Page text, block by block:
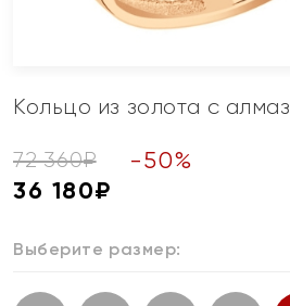
Кольцо из золота с
72 360₽ -50%
36 180₽
Выберите размер: